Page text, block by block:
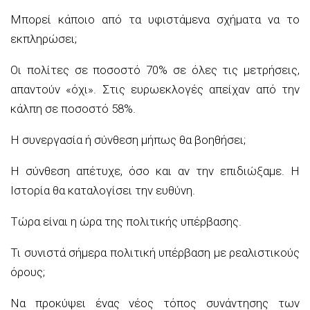
Μπορεί κάποιο από τα υφιστάμενα σχήματα να το
εκπληρώσει;
Οι πολίτες σε ποσοστό 70% σε όλες τις μετρήσεις,
απαντούν «όχι». Στις ευρωεκλογές απείχαν από την
κάλπη σε ποσοστό 58%.
Η συνεργασία ή σύνθεση μήπως θα βοηθήσει;
Η σύνθεση απέτυχε, όσο και αν την επιδιώξαμε. Η
Ιστορία θα καταλογίσει την ευθύνη.
Τώρα είναι η ώρα της πολιτικής υπέρβασης.
Τι συνιστά σήμερα πολιτική υπέρβαση με ρεαλιστικούς
όρους;
Να προκύψει ένας νέος τόπος συνάντησης των